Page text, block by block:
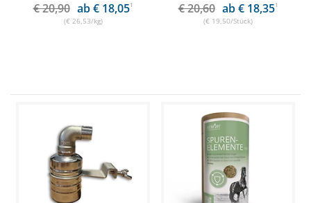
€ 20,90 ab € 18,051
(€ 26,53/kg)
€ 20,60 ab € 18,351
(€ 19,50/Stück)